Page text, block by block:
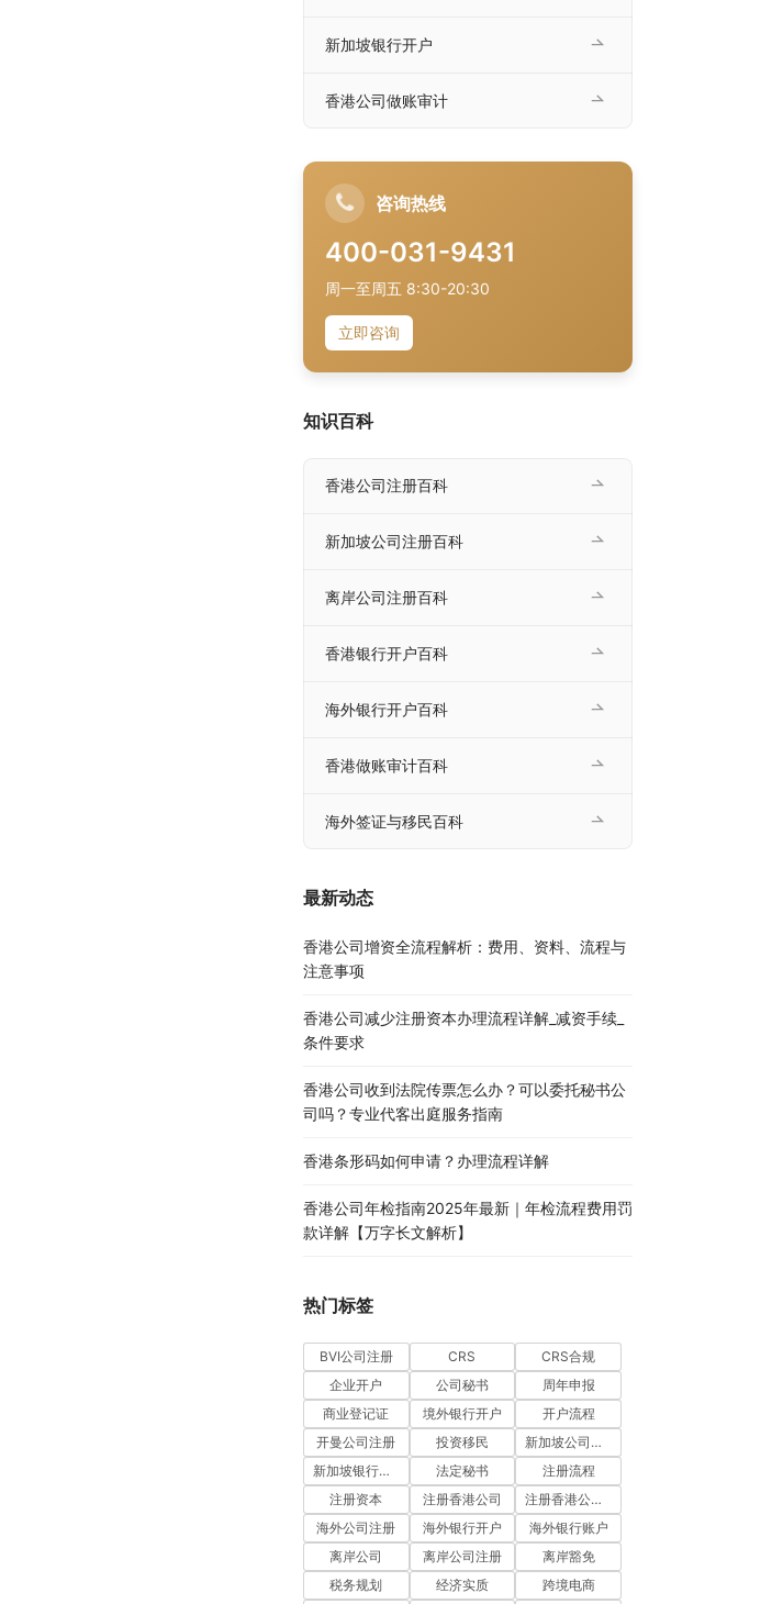
新加坡银行开户
香港公司做账审计
咨询热线
400-031-9431
周一至周五 8:30-20:30
立即咨询
知识百科
香港公司注册百科
新加坡公司注册百科
离岸公司注册百科
香港银行开户百科
海外银行开户百科
香港做账审计百科
海外签证与移民百科
最新动态
香港公司增资全流程解析：费用、资料、流程与
注意事项
香港公司减少注册资本办理流程详解_减资手续_
条件要求
香港公司收到法院传票怎么办？可以委托秘书公
司吗？专业代客出庭服务指南
香港条形码如何申请？办理流程详解
香港公司年检指南2025年最新｜年检流程费用罚
款详解【万字长文解析】
热门标签
BVI公司注册 CRS
CRS合规
企业开户
公司秘书
周年申报
商业登记证
境外银行开户
开户流程
开曼公司注册
投资移民
新加坡公司注册
新加坡银行开户
法定秘书
注册流程
注册资本
注册香港公司
注册香港公司流程
海外公司注册
海外银行开户
海外银行账户
离岸公司
离岸公司注册
离岸豁免
税务规划
经济实质
跨境电商